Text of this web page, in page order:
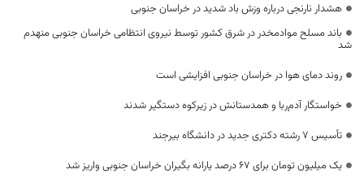
هشدار نارنجی درباره وزش باد شدید در خراسان جنوبی
باند مسلح موادمخدر در شرق کشور توسط نیروی انتظامی خراسان جنوبی منهدم
شد
روند دمای هوا در خراسان جنوبی افزایشی است
خواستگار آدم‌ربا و همدستانش در زیرکوه دستگیر شدند
تأسیس ۷ رشته دکتری جدید در دانشگاه بیرجند
یک میلیون تومان برای ۶۷ درصد یارانه بگیران خراسان جنوبی واریز شد